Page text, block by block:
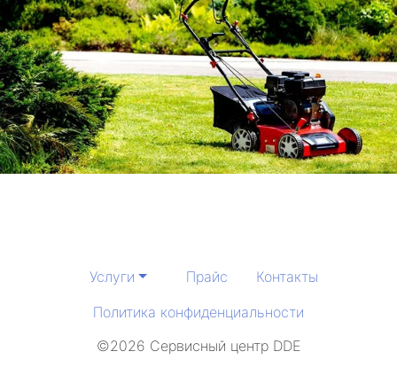
Услуги Прайс
Контакты
Политика конфиденциальности
©2026 Сервисный центр DDE